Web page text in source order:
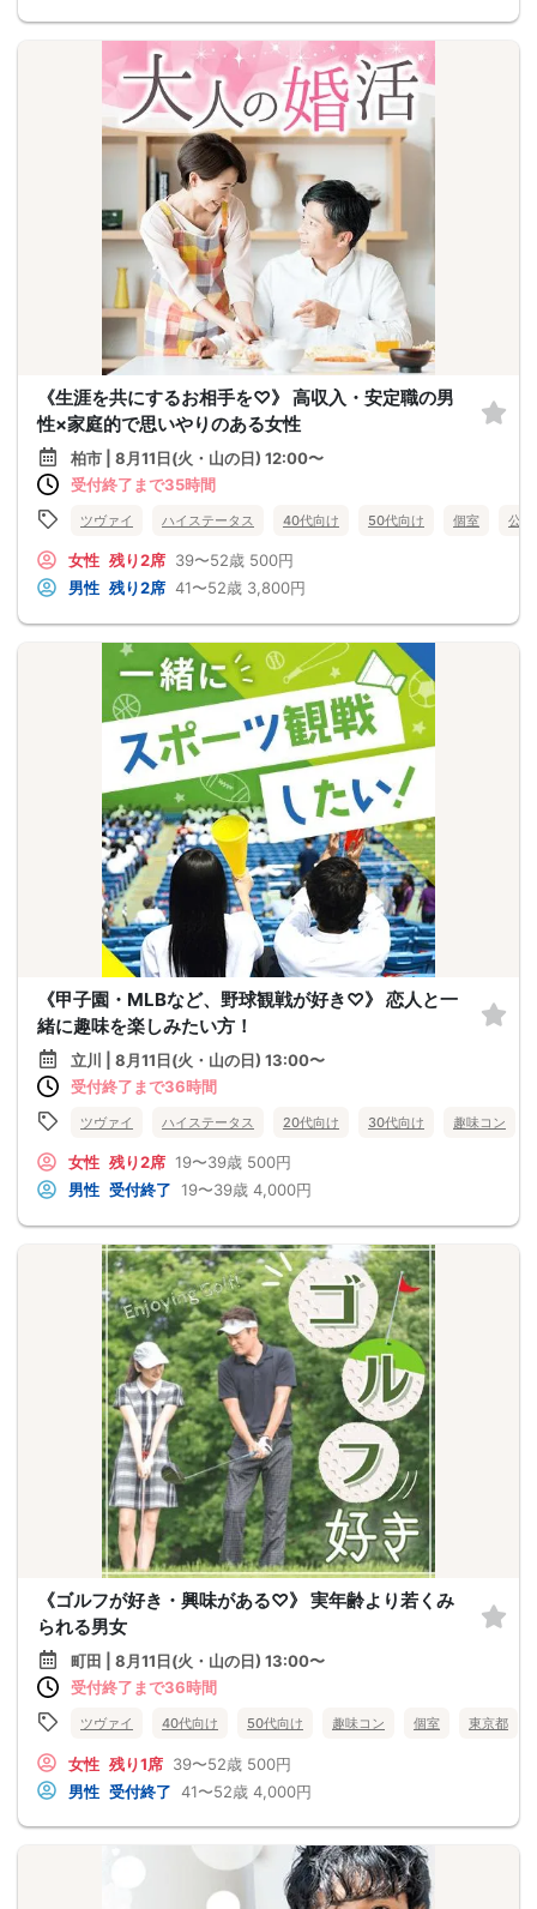
《生涯を共にするお相手を♡》 高収入・安定職の男
性×家庭的で思いやりのある女性
柏市 | 8月11日(火・山の日) 12:00〜
受付終了まで35時間
ツヴァイ ハイステータス 40代向け 50代向け 個室 公
女性 残り2席 39〜52歳 500円
男性 残り2席 41〜52歳 3,800円
《甲子園・MLBなど、野球観戦が好き♡》 恋人と一
緒に趣味を楽しみたい方！
立川 | 8月11日(火・山の日) 13:00〜
受付終了まで36時間
ツヴァイ ハイステータス 20代向け 30代向け 趣味コン
女性 残り2席 19〜39歳 500円
男性 受付終了 19〜39歳 4,000円
《ゴルフが好き・興味がある♡》 実年齢より若くみ
られる男女
町田 | 8月11日(火・山の日) 13:00〜
受付終了まで36時間
ツヴァイ 40代向け 50代向け 趣味コン 個室 東京都
女性 残り1席 39〜52歳 500円
男性 受付終了 41〜52歳 4,000円